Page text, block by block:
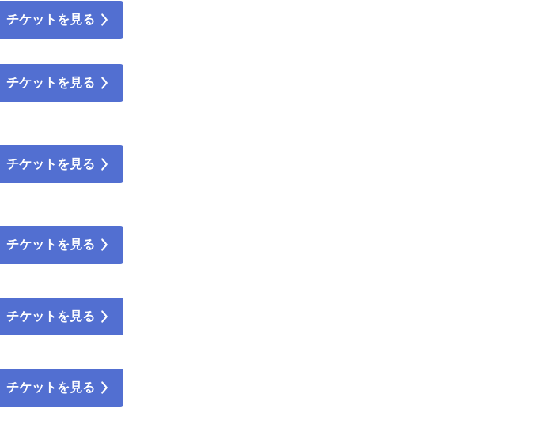
チケットを見る
チケットを見る
チケットを見る
チケットを見る
チケットを見る
チケットを見る